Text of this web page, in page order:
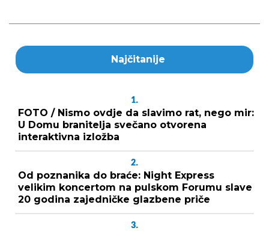
Najčitanije
1.
FOTO / Nismo ovdje da slavimo rat, nego mir:
U Domu branitelja svečano otvorena
interaktivna izložba
2.
Od poznanika do braće: Night Express
velikim koncertom na pulskom Forumu slave
20 godina zajedničke glazbene priče
3.